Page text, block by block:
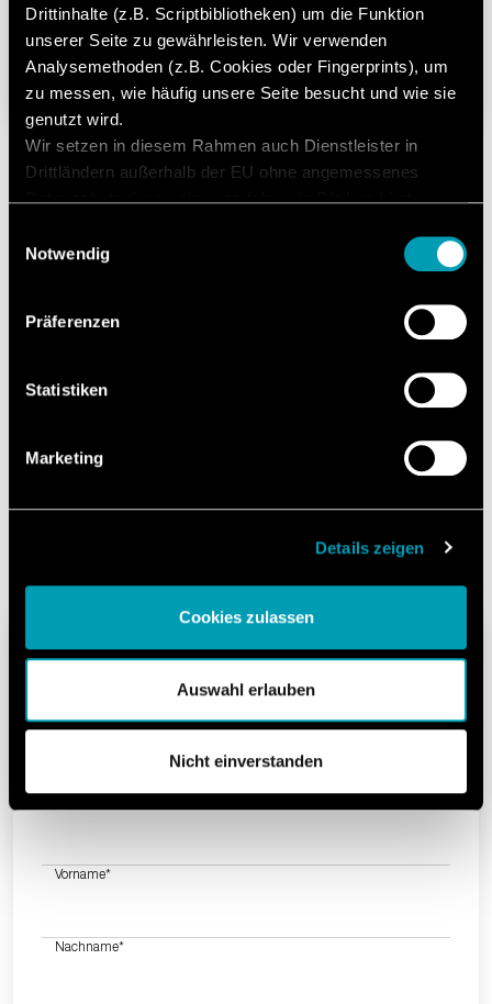
Drittinhalte (z.B. Scriptbibliotheken) um die Funktion
unserer Seite zu gewährleisten. Wir verwenden
Analysemethoden (z.B. Cookies oder Fingerprints), um
zu messen, wie häufig unsere Seite besucht und wie sie
genutzt wird.
Wir setzen in diesem Rahmen auch Dienstleister in
Drittländern außerhalb der EU ohne angemessenes
Datenschutzniveau ein, was folgende Risiken birgt:
Betroffenenrechte, keine Rechtsmittel, Kontrollverlust.
Einwilligung mit Wirkung für die Zukunft widerrufen. Mehr
Datenschutzerklärung.
Notwendig
Präferenzen
Statistiken
Marketing
Details zeigen
Cookies zulassen
Auswahl erlauben
Nicht einverstanden
Messen wie nie zuvor (ePAT)
09. Dezember 2022 Lesedauer: 6 Minuten
für Sie.
Melden Sie sich für den
Newsletter an.
Vorname*
Nachname*